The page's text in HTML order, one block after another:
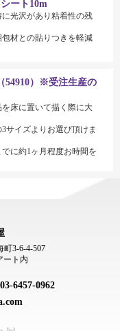
ート10m
光沢があり粘着性の残
材との貼りつきを軽減
54910）※受注生産の
床に置いて描く際に大
3サイズよりお選び頂けま
に約1ヶ月程度お時間を
町3-6-4-507
ート内
6457-0962